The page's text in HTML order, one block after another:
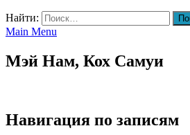
Найти:
Main Menu
Мэй Нам, Кох Самуи
Навигация по записям